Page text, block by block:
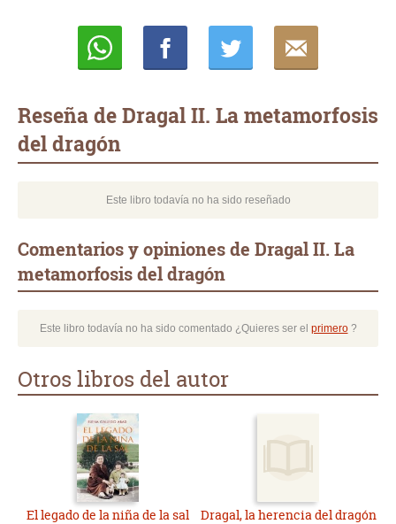
Reseña de Dragal II. La metamorfosis
del dragón
Este libro todavía no ha sido reseñado
Comentarios y opiniones de Dragal II. La
metamorfosis del dragón
Este libro todavía no ha sido comentado ¿Quieres ser el primero?
Otros libros del autor
El legado de la niña de la sal Dragal, la herencia del dragón